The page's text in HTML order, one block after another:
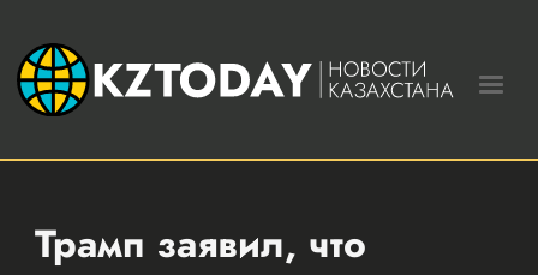
Трамп заявил, что